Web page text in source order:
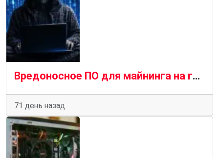
Вредоносное ПО для майнинга на графических процессорах распространяется с помощью SEO-отравления и чат-ботов с искусственным интеллектом
71 день назад